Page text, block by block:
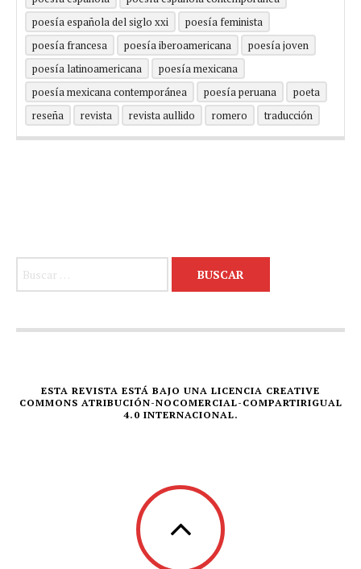
poesía española del siglo xxi
poesía feminista
poesía francesa
poesía iberoamericana
poesía joven
poesía latinoamericana
poesía mexicana
poesía mexicana contemporánea
poesía peruana
poeta
reseña
revista revista aullido romero traducción
ESTA REVISTA ESTÁ BAJO UNA LICENCIA CREATIVE
COMMONS ATRIBUCIÓN-NOCOMERCIAL-COMPARTIRIGUAL
4.0 INTERNACIONAL.